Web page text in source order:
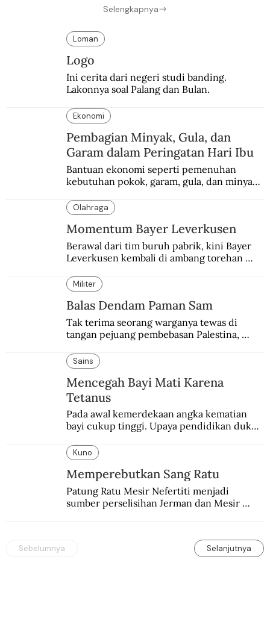
Selengkapnya
Loman
Logo
Ini cerita dari negeri studi banding.
Lakonnya soal Palang dan Bulan.
Ekonomi
Pembagian Minyak, Gula, dan
Garam dalam Peringatan Hari Ibu
Bantuan ekonomi seperti pemenuhan
kebutuhan pokok, garam, gula, dan minyak
peringatan Hari Ibu.
Olahraga
Momentum Bayer Leverkusen
Berawal dari tim buruh pabrik, kini Bayer
Leverkusen kembali di ambang torehan
“Neverkusen”.
Militer
Balas Dendam Paman Sam
Tak terima seorang warganya tewas di
tangan pejuang pembebasan Palestina,
pembalasan.
Sains
Mencegah Bayi Mati Karena
Tetanus
Pada awal kemerdekaan angka kematian
bayi cukup tinggi. Upaya pendidikan dukun
Kuno
Memperebutkan Sang Ratu
Patung Ratu Mesir Nefertiti menjadi
sumber perselisihan Jerman dan Mesir
Sebelumnya Selanjutnya